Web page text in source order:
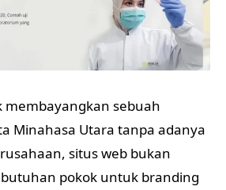
membayangkan sebuah
Minahasa Utara tanpa adanya
situs web bukan
pokok untuk branding